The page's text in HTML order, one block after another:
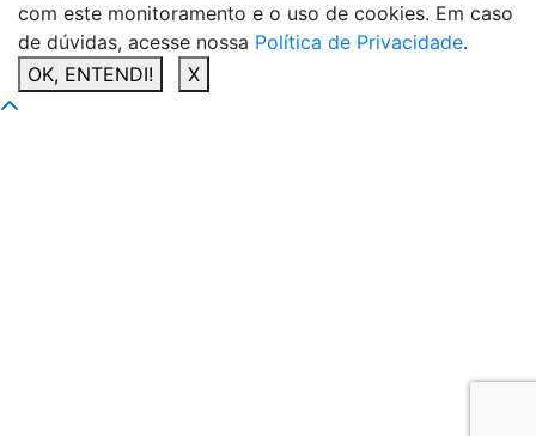
com este monitoramento e o uso de cookies. Em caso
de dúvidas, acesse nossa Política de Privacidade.
OK, ENTENDI!
X